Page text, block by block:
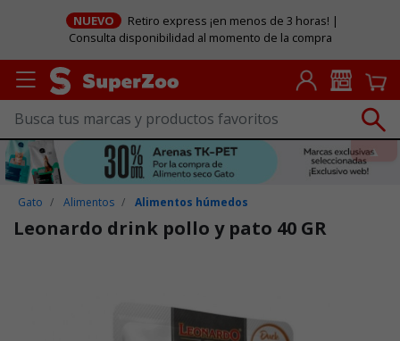
NUEVO
Retiro express ¡en menos de 3 horas! |
Consulta disponibilidad al momento de la compra
Gato Alimentos Alimentos húmedos
Leonardo drink pollo y pato 40 GR